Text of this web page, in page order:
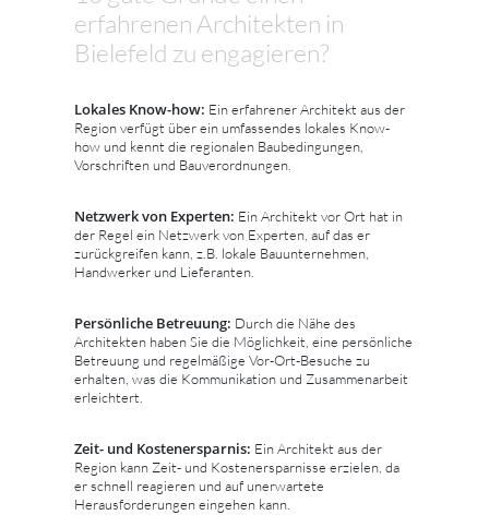
erfahrenen Architekten in
Bielefeld zu engagieren?
Lokales Know-how: Ein erfahrener Architekt aus der
Region verfügt über ein umfassendes lokales Know-
how und kennt die regionalen Baubedingungen,
Vorschriften und Bauverordnungen.
Netzwerk von Experten: Ein Architekt vor Ort hat in
der Regel ein Netzwerk von Experten, auf das er
zurückgreifen kann, z.B. lokale Bauunternehmen,
Handwerker und Lieferanten.
Persönliche Betreuung: Durch die Nähe des
Architekten haben Sie die Möglichkeit, eine persönliche
Betreuung und regelmäßige Vor-Ort-Besuche zu
erhalten, was die Kommunikation und Zusammenarbeit
erleichtert.
Zeit- und Kostenersparnis: Ein Architekt aus der
Region kann Zeit- und Kostenersparnisse erzielen, da
er schnell reagieren und auf unerwartete
Herausforderungen eingehen kann.